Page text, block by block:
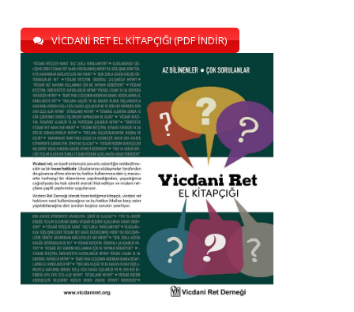
VİCDANİ RET EL KİTAPÇIĞI (PDF İNDİR)